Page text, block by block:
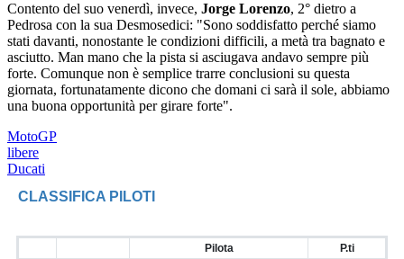
Contento del suo venerdì, invece, Jorge Lorenzo, 2° dietro a
Pedrosa con la sua Desmosedici: "Sono soddisfatto perché siamo
stati davanti, nonostante le condizioni difficili, a metà tra bagnato e
asciutto. Man mano che la pista si asciugava andavo sempre più
forte. Comunque non è semplice trarre conclusioni su questa
giornata, fortunatamente dicono che domani ci sarà il sole, abbiamo
una buona opportunità per girare forte".
MotoGP
libere
Ducati